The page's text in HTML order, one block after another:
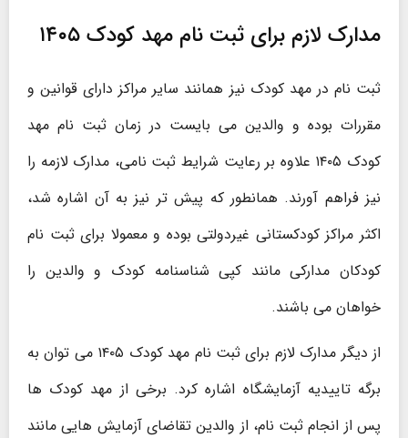
مدارک لازم برای ثبت نام مهد کودک ۱۴۰۵
ثبت نام در مهد کودک نیز همانند سایر مراکز دارای قوانین و
مقررات بوده و والدین می بایست در زمان ثبت نام مهد
کودک ۱۴۰۵ علاوه بر رعایت شرایط ثبت نامی، مدارک لازمه را
نیز فراهم آورند. همانطور که پیش تر نیز به آن اشاره شد،
اکثر مراکز کودکستانی غیردولتی بوده و معمولا برای ثبت نام
کودکان مدارکی مانند کپی شناسنامه کودک و والدین را
خواهان می باشند.
از دیگر مدارک لازم برای ثبت نام مهد کودک ۱۴۰۵ می توان به
برگه تاییدیه آزمایشگاه اشاره کرد. برخی از مهد کودک ها
پس از انجام ثبت نام، از والدین تقاضای آزمایش هایی مانند